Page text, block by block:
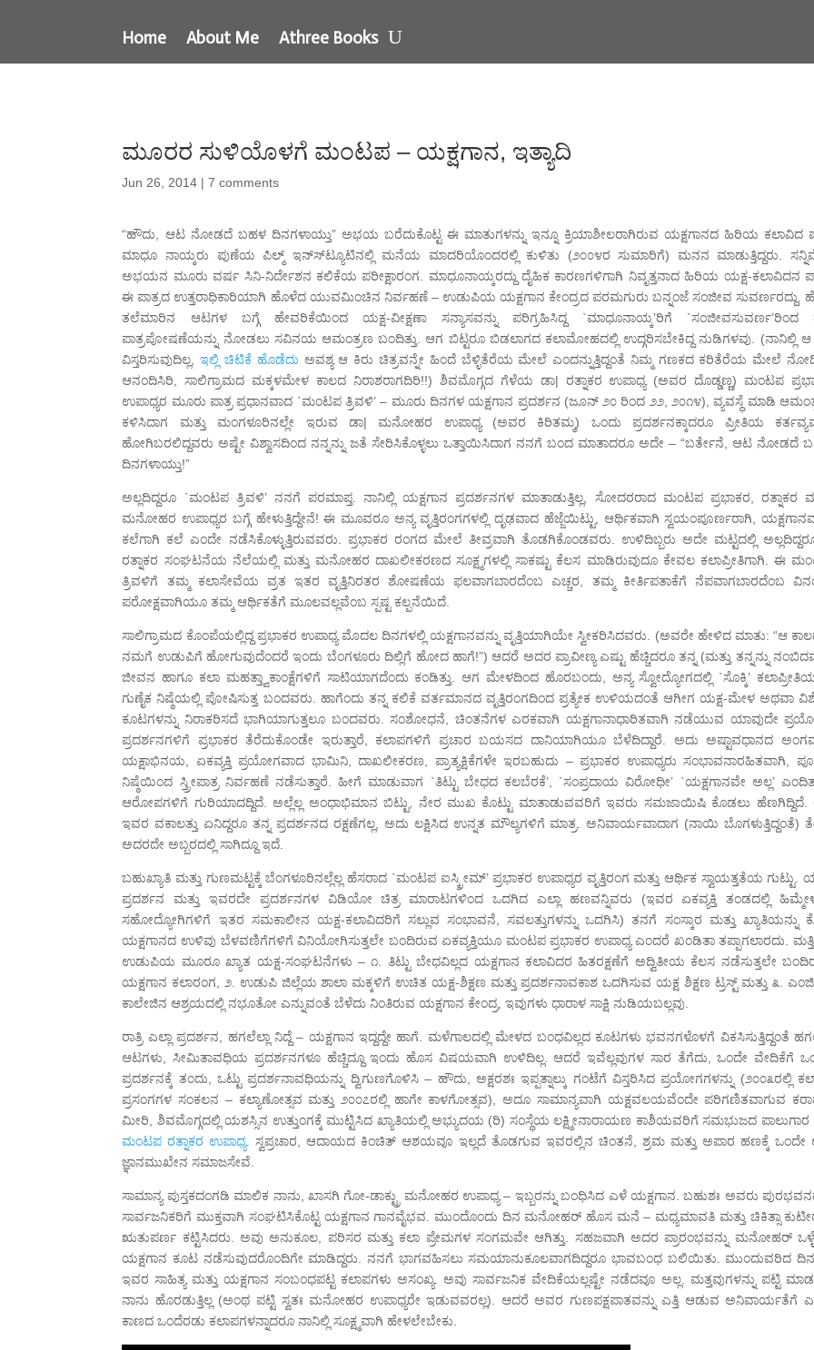
Home About Me Athree Books
ಮೂರರ ಸುಳಿಯೊಳಗೆ ಮಂಟಪ – ಯಕ್ಷಗಾನ, ಇತ್ಯಾದಿ
Jun 26, 2014 |7 comments
“ಹೌದು, ಆಟ ನೋಡದೆ ಬಹಳ ದಿನಗಳಾಯ್ತು” ಅಭಯ ಬರೆದುಕೊಟ್ಟ ಈ ಮಾತುಗಳನ್ನು ಇನ್ನೂ ಕ್ರಿಯಾಶೀಲರಾಗಿರುವ ಯಕ್ಷಗಾನದ ಹಿರಿಯ ಕಲಾವಿದ
ಮಾಧೂ ನಾಯ್ಕರು ಪುಣೆಯ ಪಿಲ್ಮ್ ಇನ್ಸ್‍ಟ್ಯೂಟಿನಲ್ಲಿ ಮನೆಯ ಮಾದರಿಯೊಂದರಲ್ಲಿ ಕುಳಿತು (೨೦೦೪ರ ಸುಮಾರಿಗೆ) ಮನನ ಮಾಡುತ್ತಿದ್ದರು.
ಅಭಯನ ಮೂರು ವರ್ಷ ಸಿನಿ-ನಿರ್ದೇಶನ ಕಲಿಕೆಯ ಪರೀಕ್ಷಾರಂಗ. ಮಾಧೂನಾಯ್ಕರದ್ದು ದೈಹಿಕ ಕಾರಣಗಳಿಗಾಗಿ ನಿವೃತ್ತನಾದ ಹಿರಿಯ ಯಕ್ಷ-ಕಲಾವಿದನ
ಈ ಪಾತ್ರದ ಉತ್ತರಾಧಿಕಾರಿಯಾಗಿ ಹೊಳೆದ ಯುವಮಿಂಚಿನ ನಿರ್ವಹಣೆ – ಉಡುಪಿಯ ಯಕ್ಷಗಾನ ಕೇಂದ್ರದ ಪರಮಗುರು ಬನ್ನಂಜೆ ಸಂಜೀವ ಸುವರ್ಣರದ್ದು.
ತಲೆಮಾರಿನ ಆಟಗಳ ಬಗ್ಗೆ ಹೇವರಿಕೆಯಿಂದ ಯಕ್ಷ-ವೀಕ್ಷಣಾ ಸನ್ಯಾಸವನ್ನು ಪರಿಗ್ರಹಿಸಿದ್ದ `ಮಾಧೂನಾಯ್ಕ’ರಿಗೆ `ಸಂಜೀವಸುವರ್ಣ’ರಿಂದ
ಪಾತ್ರಪೋಷಣೆಯನ್ನು ನೋಡಲು ಸವಿನಯ ಆಮಂತ್ರಣ ಬಂದಿತ್ತು. ಆಗ ಬಿಟ್ಟರೂ ಬಿಡಲಾಗದ ಕಲಾಮೋಹದಲ್ಲಿ ಉದ್ಗರಿಸಬೇಕಿದ್ದ ನುಡಿಗಳವು. (ನಾನಿಲ್ಲಿ ಆ
ವಿಸ್ತರಿಸುವುದಿಲ್ಲ,ಇಲ್ಲಿ ಚಿಟಿಕೆ ಹೊಡೆದು ಅವಶ್ಯ ಆ ಕಿರು ಚಿತ್ರವನ್ನೇ ಹಿಂದೆ ಬೆಳ್ಳಿತೆರೆಯ ಮೇಲೆ ಎಂದನ್ನುತ್ತಿದ್ದಂತೆ ನಿಮ್ಮ ಗಣಕದ ಕರಿತೆರೆಯ ಮೇಲೆ
ಆನಂದಿಸಿರಿ, ಸಾಲಿಗ್ರಾಮದ ಮಕ್ಕಳಮೇಳ ಕಾಲದ ನಿರಾಶರಾಗದಿರಿ!!) ಶಿವಮೊಗ್ಗದ ಗೆಳೆಯ ಡಾ| ರತ್ನಾಕರ ಉಪಾಧ್ಯ (ಅವರ ದೊಡ್ಡಣ್ಣ) ಮಂಟಪ
ಉಪಾಧ್ಯರ ಮೂರು ಪಾತ್ರ ಪ್ರಧಾನವಾದ `ಮಂಟಪ ತ್ರಿವಳಿ’ – ಮೂರು ದಿನಗಳ ಯಕ್ಷಗಾನ ಪ್ರದರ್ಶನ (ಜೂನ್ ೨೦ ರಿಂದ ೨೨, ೨೦೧೪), ವ್ಯವಸ್ಥೆ ಮಾಡಿ
ಕಳಿಸಿದಾಗ ಮತ್ತು ಮಂಗಳೂರಿನಲ್ಲೇ ಇರುವ ಡಾ| ಮನೋಹರ ಉಪಾಧ್ಯ (ಅವರ ಕಿರಿತಮ್ಮ) ಒಂದು ಪ್ರದರ್ಶನಕ್ಕಾದರೂ ಪ್ರೀತಿಯ
ಹೋಗಿಬರಲಿದ್ದವರು ಅಷ್ಟೇ ವಿಶ್ವಾಸದಿಂದ ನನ್ನನ್ನು ಜತೆ ಸೇರಿಸಿಕೊಳ್ಳಲು ಒತ್ತಾಯಿಸಿದಾಗ ನನಗೆ ಬಂದ ಮಾತಾದರೂ ಅದೇ – “ಬರ್ತೇನೆ, ಆಟ ನೋಡದೆ
ದಿನಗಳಾಯ್ತು!”
ಅಲ್ಲದಿದ್ದರೂ `ಮಂಟಪ ತ್ರಿವಳಿ’ ನನಗೆ ಪರಮಾಪ್ತ. ನಾನಿಲ್ಲಿ ಯಕ್ಷಗಾನ ಪ್ರದರ್ಶನಗಳ ಮಾತಾಡುತ್ತಿಲ್ಲ, ಸೋದರರಾದ ಮಂಟಪ ಪ್ರಭಾಕರ, ರತ್ನಾಕರ
ಮನೋಹರ ಉಪಾಧ್ಯರ ಬಗ್ಗೆ ಹೇಳುತ್ತಿದ್ದೇನೆ! ಈ ಮೂವರೂ ಅನ್ಯ ವೃತ್ತಿರಂಗಗಳಲ್ಲಿ ದೃಢವಾದ ಹೆಜ್ಜೆಯಿಟ್ಟು, ಆರ್ಥಿಕವಾಗಿ ಸ್ವಯಂಪೂರ್ಣರಾಗಿ,
ಕಲೆಗಾಗಿ ಕಲೆ ಎಂದೇ ನಡೆಸಿಕೊಳ್ಳುತ್ತಿರುವವರು. ಪ್ರಭಾಕರ ರಂಗದ ಮೇಲೆ ತೀವ್ರವಾಗಿ ತೊಡಗಿಕೊಂಡವರು. ಉಳಿದಿಬ್ಬರು ಅದೇ ಮಟ್ಟದಲ್ಲಿ
ರತ್ನಾಕರ ಸಂಘಟನೆಯ ನೆಲೆಯಲ್ಲಿ ಮತ್ತು ಮನೋಹರ ದಾಖಲೀಕರಣದ ಸೂಕ್ಷ್ಮಗಳಲ್ಲಿ ಸಾಕಷ್ಟು ಕೆಲಸ ಮಾಡಿರುವುದೂ ಕೇವಲ ಕಲಾಪ್ರೀತಿಗಾಗಿ. ಈ
ತ್ರಿವಳಿಗೆ ತಮ್ಮ ಕಲಾಸೇವೆಯ ವ್ರತ ಇತರ ವೃತ್ತಿನಿರತರ ಶೋಷಣೆಯ ಫಲವಾಗಬಾರದೆಂಬ ಎಚ್ಚರ, ತಮ್ಮ ಕೀರ್ತಿಪತಾಕೆಗೆ ನೆಪವಾಗಬಾರದೆಂಬ
ಪರೋಕ್ಷವಾಗಿಯೂ ತಮ್ಮ ಆರ್ಥಿಕತೆಗೆ ಮೂಲವಲ್ಲವೆಂಬ ಸ್ಪಷ್ಟ ಕಲ್ಪನೆಯಿದೆ.
ಸಾಲಿಗ್ರಾಮದ ಕೊಂಪೆಯಲ್ಲಿದ್ದ ಪ್ರಭಾಕರ ಉಪಾಧ್ಯ ಮೊದಲ ದಿನಗಳಲ್ಲಿ ಯಕ್ಷಗಾನವನ್ನು ವೃತ್ತಿಯಾಗಿಯೇ ಸ್ವೀಕರಿಸಿದವರು. (ಅವರೇ ಹೇಳಿದ ಮಾತು: “ಆ
ನಮಗೆ ಉಡುಪಿಗೆ ಹೋಗುವುದೆಂದರೆ ಇಂದು ಬೆಂಗಳೂರು ದಿಲ್ಲಿಗೆ ಹೋದ ಹಾಗೆ!”) ಆದರೆ ಅದರ ಪ್ರಾವೀಣ್ಯ ಎಷ್ಟು ಹೆಚ್ಚಿದರೂ ತನ್ನ (ಮತ್ತು ತನ್ನನ್ನು
ಜೀವನ ಹಾಗೂ ಕಲಾ ಮಹತ್ತ್ವಾಕಾಂಕ್ಷೆಗಳಿಗೆ ಸಾಟಿಯಾಗದೆಂದು ಕಂಡಿತ್ತು. ಆಗ ಮೇಳದಿಂದ ಹೊರಬಂದು, ಅನ್ಯ ಸ್ವೋದ್ಯೋಗದಲ್ಲಿ `ಸೊಕ್ಕಿ’
ಗುಣೈಕ ನಿಷ್ಠೆಯಲ್ಲಿ ಪೋಷಿಸುತ್ತ ಬಂದವರು. ಹಾಗೆಂದು ತನ್ನ ಕಲಿಕೆ ವರ್ತಮಾನದ ವೃತ್ತಿರಂಗದಿಂದ ಪ್ರತ್ಯೇಕ ಉಳಿಯದಂತೆ ಆಗೀಗ ಯಕ್ಷ-ಮೇಳ ಅಥವಾ
ಕೂಟಗಳನ್ನು ನಿರಾಕರಿಸದೆ ಭಾಗಿಯಾಗುತ್ತಲೂ ಬಂದವರು. ಸಂಶೋಧನೆ, ಚಿಂತನೆಗಳ ಎರಕವಾಗಿ ಯಕ್ಷಗಾನಾಧಾರಿತವಾಗಿ ನಡೆಯುವ ಯಾವುದೇ
ಪ್ರದರ್ಶನಗಳಿಗೆ ಪ್ರಭಾಕರ ತೆರೆದುಕೊಂಡೇ ಇರುತ್ತಾರೆ, ಕಲಾಪಗಳಿಗೆ ಪ್ರಚಾರ ಬಯಸದ ದಾನಿಯಾಗಿಯೂ ಬೆಳೆದಿದ್ದಾರೆ. ಅದು ಅಷ್ಟಾವಧಾನದ
ಯಕ್ಷಾಭಿನಯ, ಏಕವ್ಯಕ್ತಿ ಪ್ರಯೋಗವಾದ ಭಾಮಿನಿ, ದಾಖಲೀಕರಣ, ಪ್ರಾತ್ಯಕ್ಷಿಕೆಗಳೇ ಇರಬಹುದು – ಪ್ರಭಾಕರ ಉಪಾಧ್ಯರು ಸಂಭಾವನಾರಹಿತವಾಗಿ,
ನಿಷ್ಠೆಯಿಂದ ಸ್ತ್ರೀಪಾತ್ರ ನಿರ್ವಹಣೆ ನಡೆಸುತ್ತಾರೆ. ಹೀಗೆ ಮಾಡುವಾಗ `ತಿಟ್ಟು ಬೇಧದ ಕಲಬೆರಕೆ’, `ಸಂಪ್ರದಾಯ ವಿರೋಧೀ’ `ಯಕ್ಷಗಾನವೇ ಅಲ್ಲ’
ಆರೋಪಗಳಿಗೆ ಗುರಿಯಾದದ್ದಿದೆ. ಅಲ್ಲೆಲ್ಲ ಅಂಧಾಭಿಮಾನ ಬಿಟ್ಟು, ನೇರ ಮುಖ ಕೊಟ್ಟು ಮಾತಾಡುವವರಿಗೆ ಇವರು ಸಮಜಾಯಿಷಿ ಕೊಡಲು ಹೆಣಗಿದ್ದಿದೆ.
ಇವರ ವಕಾಲತ್ತು ಏನಿದ್ದರೂ ತನ್ನ ಪ್ರದರ್ಶನದ ರಕ್ಷಣೆಗಲ್ಲ, ಅದು ಲಕ್ಷಿಸಿದ ಉನ್ನತ ಮೌಲ್ಯಗಳಿಗೆ ಮಾತ್ರ. ಅನಿವಾರ್ಯವಾದಾಗ (ನಾಯಿ ಬೊಗಳುತ್ತಿದ್ದಂತೆ)
ಅದರದೇ ಅಬ್ಬರದಲ್ಲಿ ಸಾಗಿದ್ದೂ ಇದೆ.
ಬಹುಖ್ಯಾತಿ ಮತ್ತು ಗುಣಮಟ್ಟಕ್ಕೆ ಬೆಂಗಳೂರಿನಲ್ಲೆಲ್ಲ ಹೆಸರಾದ `ಮಂಟಪ ಐಸ್ಕ್ರೀಮ್’ ಪ್ರಭಾಕರ ಉಪಾಧ್ಯರ ವೃತ್ತಿರಂಗ ಮತ್ತು ಆರ್ಥಿಕ ಸ್ವಾಯತ್ತತೆಯ ಗುಟ್ಟು.
ಪ್ರದರ್ಶನ ಮತ್ತು ಇವರದೇ ಪ್ರದರ್ಶನಗಳ ವಿಡಿಯೋ ಚಿತ್ರ ಮಾರಾಟಗಳಿಂದ ಒದಗಿದ ಎಲ್ಲಾ ಹಣವನ್ನಿವರು (ಇವರ ಏಕವ್ಯಕ್ತಿ ತಂಡದಲ್ಲಿ
ಸಹೋದ್ಯೋಗಿಗಳಿಗೆ ಇತರ ಸಮಕಾಲೀನ ಯಕ್ಷ-ಕಲಾವಿದರಿಗೆ ಸಲ್ಲುವ ಸಂಭಾವನೆ, ಸವಲತ್ತುಗಳನ್ನು ಒದಗಿಸಿ) ತನಗೆ ಸಂಸ್ಕಾರ ಮತ್ತು ಖ್ಯಾತಿಯನ್ನು
ಯಕ್ಷಗಾನದ ಉಳಿವು ಬೆಳವಣಿಗೆಗಳಿಗೆ ವಿನಿಯೋಗಿಸುತ್ತಲೇ ಬಂದಿರುವ ಏಕವ್ಯಕ್ತಿಯೂ ಮಂಟಪ ಪ್ರಭಾಕರ ಉಪಾಧ್ಯ ಎಂದರೆ ಖಂಡಿತಾ ತಪ್ಪಾಗಲಾರದು.
ಉಡುಪಿಯ ಮೂರೂ ಖ್ಯಾತ ಯಕ್ಷ-ಸಂಘಟನೆಗಳು – ೧. ತಿಟ್ಟು ಬೇಧವಿಲ್ಲದ ಯಕ್ಷಗಾನ ಕಲಾವಿದರ ಹಿತರಕ್ಷಣೆಗೆ ಅದ್ವಿತೀಯ ಕೆಲಸ ನಡೆಸುತ್ತಲೇ
ಯಕ್ಷಗಾನ ಕಲಾರಂಗ, ೨. ಉಡುಪಿ ಜಿಲ್ಲೆಯ ಶಾಲಾ ಮಕ್ಕಳಿಗೆ ಉಚಿತ ಯಕ್ಷ-ಶಿಕ್ಷಣ ಮತ್ತು ಪ್ರದರ್ಶನಾವಕಾಶ ಒದಗಿಸುವ ಯಕ್ಷ ಶಿಕ್ಷಣ ಟ್ರಸ್ಟ್ ಮತ್ತು ೩.
ಕಾಲೇಜಿನ ಆಶ್ರಯದಲ್ಲಿ ನಭೂತೋ ಎನ್ನುವಂತೆ ಬೆಳೆದು ನಿಂತಿರುವ ಯಕ್ಷಗಾನ ಕೇಂದ್ರ, ಇವುಗಳು ಧಾರಾಳ ಸಾಕ್ಷಿ ನುಡಿಯಬಲ್ಲವು.
ರಾತ್ರಿ ಎಲ್ಲಾ ಪ್ರದರ್ಶನ, ಹಗಲೆಲ್ಲಾ ನಿದ್ದೆ – ಯಕ್ಷಗಾನ ಇದ್ದದ್ದೇ ಹಾಗೆ. ಮಳೆಗಾಲದಲ್ಲಿ ಮೇಳದ ಬಂಧವಿಲ್ಲದ ಕೂಟಗಳು ಭವನಗಳೊಳಗೆ ವಿಕಸಿಸುತ್ತಿದ್ದಂತೆ
ಆಟಗಳು, ಸೀಮಿತಾವಧಿಯ ಪ್ರದರ್ಶನಗಳೂ ಹೆಚ್ಚಿದ್ದೂ ಇಂದು ಹೊಸ ವಿಷಯವಾಗಿ ಉಳಿದಿಲ್ಲ. ಆದರೆ ಇವೆಲ್ಲವುಗಳ ಸಾರ ತೆಗೆದು, ಒಂದೇ ವೇದಿಕೆಗೆ
ಪ್ರದರ್ಶನಕ್ಕೆ ತಂದು, ಒಟ್ಟು ಪ್ರದರ್ಶನಾವಧಿಯನ್ನು ದ್ವಿಗುಣಗೊಳಿಸಿ – ಹೌದು, ಅಕ್ಷರಶಃ ಇಪ್ಪತ್ನಾಲ್ಕು ಗಂಟೆಗೆ ವಿಸ್ತರಿಸಿದ ಪ್ರಯೋಗಗಳನ್ನು (೨೦೦೩ರಲ್ಲಿ
ಪ್ರಸಂಗಗಳ ಸಂಕಲನ – ಕಲ್ಯಾಣೋತ್ಸವ ಮತ್ತು ೨೦೦೭ರಲ್ಲಿ ಹಾಗೇ ಕಾಳಗೋತ್ಸವ), ಅದೂ ಸಾಮಾನ್ಯವಾಗಿ ಯಕ್ಷವಲಯವೆಂದೇ ಪರಿಗಣಿತವಾಗುವ
ಮೀರಿ, ಶಿವಮೊಗ್ಗದಲ್ಲಿ ಯಶಸ್ಸಿನ ಉತ್ತುಂಗಕ್ಕೆ ಮುಟ್ಟಿಸಿದ ಖ್ಯಾತಿಯಲ್ಲಿ ಅಭ್ಯುದಯ (ರಿ) ಸಂಸ್ಥೆಯ ಲಕ್ಷ್ಮೀನಾರಾಯಣ ಕಾಶಿಯವರಿಗೆ ಸಮಭುಜದ ಪಾಲುಗಾರ
ಮಂಟಪ ರತ್ನಾಕರ ಉಪಾಧ್ಯ.
ಸ್ವಪ್ರಚಾರ, ಆದಾಯದ ಕಿಂಚಿತ್ ಆಶಯವೂ ಇಲ್ಲದೆ ತೊಡಗುವ ಇವರಲ್ಲಿನ ಚಿಂತನೆ, ಶ್ರಮ ಮತ್ತು ಅಪಾರ ಹಣಕ್ಕೆ ಒಂದೇ
ಜ್ಞಾನಮುಖೇನ ಸಮಾಜಸೇವೆ.
ಸಾಮಾನ್ಯ ಪುಸ್ತಕದಂಗಡಿ ಮಾಲಿಕ ನಾನು, ಖಾಸಗಿ ಗೋ-ಡಾಕ್ಟ್ರು ಮನೋಹರ ಉಪಾಧ್ಯ – ಇಬ್ಬರನ್ನು ಬಂಧಿಸಿದ ಎಳೆ ಯಕ್ಷಗಾನ. ಬಹುಶಃ ಅವರು
ಸಾರ್ವಜನಿಕರಿಗೆ ಮುಕ್ತವಾಗಿ ಸಂಘಟಿಸಿಕೊಟ್ಟ ಯಕ್ಷಗಾನ ಗಾನವೈಭವ. ಮುಂದೊಂದು ದಿನ ಮನೋಹರ್ ಹೊಸ ಮನೆ – ಮಧ್ಯಮಾವತಿ ಮತ್ತು ಚಿಕಿತ್ಸಾ
ಋತುಪರ್ಣ ಕಟ್ಟಿಸಿದರು. ಅವು ಅನುಕೂಲ, ಪರಿಸರ ಮತ್ತು ಕಲಾ ಪ್ರೇಮಗಳ ಸಂಗಮವೇ ಆಗಿತ್ತು. ಸಹಜವಾಗಿ ಅದರ ಪ್ರಾರಂಭವನ್ನು ಮನೋಹರ್
ಯಕ್ಷಗಾನ ಕೂಟ ನಡೆಸುವುದರೊಂದಿಗೇ ಮಾಡಿದ್ದರು. ನನಗೆ ಭಾಗವಹಿಸಲು ಸಮಯಾನುಕೂಲವಾಗದಿದ್ದರೂ ಭಾವಬಂಧ ಬಲಿಯಿತು. ಮುಂದುವರಿದ
ಇವರ ಸಾಹಿತ್ಯ ಮತ್ತು ಯಕ್ಷಗಾನ ಸಂಬಂಧಪಟ್ಟ ಕಲಾಪಗಳು ಅಸಂಖ್ಯ. ಅವು ಸಾರ್ವಜನಿಕ ವೇದಿಕೆಯಲ್ಲಷ್ಟೇ ನಡೆದವೂ ಅಲ್ಲ. ಮತ್ತವುಗಳನ್ನು ಪಟ್ಟಿ
ನಾನು ಹೊರಡುತ್ತಿಲ್ಲ (ಅಂಥ ಪಟ್ಟಿ ಸ್ವತಃ ಮನೋಹರ ಉಪಾಧ್ಯರೇ ಇಡುವವರಲ್ಲ). ಆದರೆ ಅವರ ಗುಣಪಕ್ಷಪಾತವನ್ನು ಎತ್ತಿ ಆಡುವ ಅನಿವಾರ್ಯತೆಗೆ
ಕಾಣದ ಒಂದೆರಡು ಕಲಾಪಗಳನ್ನಾದರೂ ನಾನಿಲ್ಲಿ ಸೂಕ್ಷ್ಮವಾಗಿ ಹೇಳಲೇಬೇಕು.